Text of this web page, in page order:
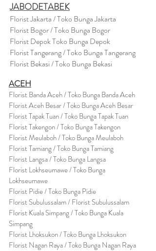
JABODETABEK
Florist Jakarta / Toko Bunga Jakarta
Florist Bogor / Toko Bunga Bogor
Florist Depok Toko Bunga Depok
Florist Tangerang / Toko Bunga Tangerang
Florist Bekasi / Toko Bunga Bekasi
ACEH
Florist Banda Aceh / Toko Bunga Banda Aceh
Florist Aceh Besar / Toko Bunga Aceh Besar
Florist Tapak Tuan / Toko Bunga Tapak Tuan
Florist Takengon / Toko Bunga Takengon
Florist Meulaboh / Toko Bunga Meulaboh
Florist Tamiang / Toko Bunga Tamiang
Florist Langsa / Toko Bunga Langsa
Florist Lokhseumawe / Toko Bunga
Lokhseumawe
Florist Pidie / Toko Bunga Pidie
Florist Subulussalam / Florist Subulussalam
Florist Kuala Simpang / Toko Bunga Kuala
Simpang
Florist Lhoksukon / Toko Bunga Lhoksukon
Florist Nagan Raya / Toko Bunga Nagan Raya